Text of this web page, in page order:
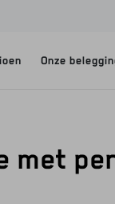
Onze
met